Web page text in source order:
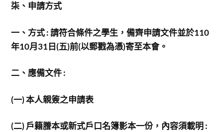
柒、申請方式
一、方式 : 請符合條件之學生，備齊申請文件並於110
年10月31日(五)前(以郵戳為憑)寄至本會。
二、應備文件:
(一) 本人親簽之申請表
(二) 戶籍謄本或新式戶口名簿影本一份，內容須載明 :